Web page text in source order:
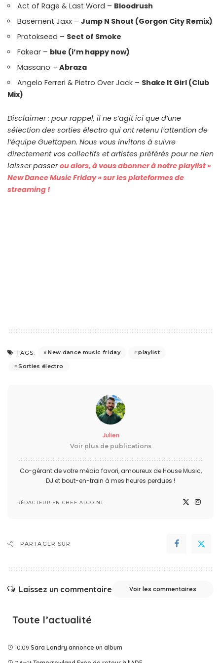
Act of Rage & Last Word – Bloodrush
Basement Jaxx –Jump N Shout (Gorgon City Remix)
Protokseed – Sect of Smoke
Fakear – blue (i’m happy now)
Massano –Abraza
Angelo Ferreri & Pietro Over Jack – Shake It Girl (Club
Mix)
Disclaimer : pour rappel, il ne s’agit ici que d’une
sélection des sorties électro qui ont retenu l’attention de
l’équipe Guettapen. Nous vous invitons à suivre
directement vos collectifs et artistes préférés pour ne rien
laisser passerou alors, à vous abonner à notre playlist «
New Dance Music Friday » sur les plateformes de
streaming !
TAGS: New dance music friday
playlist
Sorties électro
Julien
Voir plus de publications
Co-gérant de votre média favori, amoureux de House Music,
DJ et bout-en-train à mes heures perdues !
RÉDACTEUR EN CHEF ADJOINT
PARTAGER SUR
Laissez un commentaire Voir les commentaires
Toute l’actualité
10:09 Sara Landry annonce un album